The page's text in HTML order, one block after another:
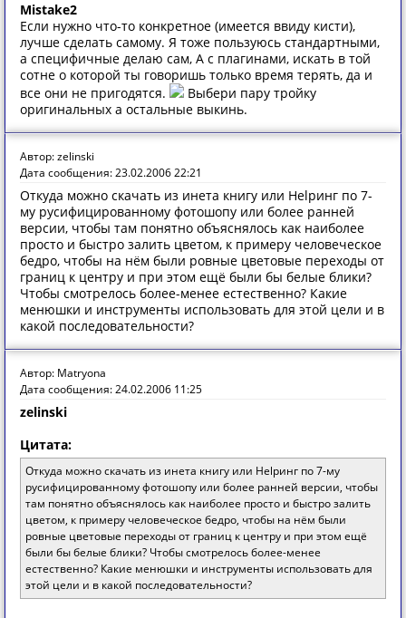
Mistake2
Если нужно что-то конкретное (имеется ввиду кисти),
лучше сделать самому. Я тоже пользуюсь стандартными,
а специфичные делаю сам, А с плагинами, искать в той
сотне о которой ты говоришь только время терять, да и
все они не пригодятся.
Выбери пару тройку
оригинальных а остальные выкинь.
Автор: zelinski
Дата сообщения: 23.02.2006 22:21
Откуда можно скачать из инета книгу или Helpинг по 7-
му русифицированному фотошопу или более ранней
версии, чтобы там понятно объяснялось как наиболее
просто и быстро залить цветом, к примеру человеческое
бедро, чтобы на нём были ровные цветовые переходы от
границ к центру и при этом ещё были бы белые блики?
Чтобы смотрелось более-менее естественно? Какие
менюшки и инструменты использовать для этой цели и в
какой последовательности?
Автор: Matryona
Дата сообщения: 24.02.2006 11:25
zelinski
Цитата:
Откуда можно скачать из инета книгу или Helpинг по 7-му
русифицированному фотошопу или более ранней версии, чтобы
там понятно объяснялось как наиболее просто и быстро залить
цветом, к примеру человеческое бедро, чтобы на нём были
ровные цветовые переходы от границ к центру и при этом ещё
были бы белые блики? Чтобы смотрелось более-менее
естественно? Какие менюшки и инструменты использовать для
этой цели и в какой последовательности?